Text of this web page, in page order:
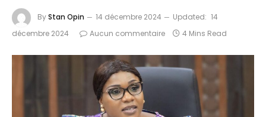
ByStan Opin 14 décembre 2024 Updated: 14
décembre 2024
Aucun commentaire 4 Mins Read